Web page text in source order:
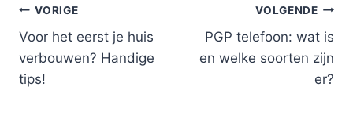
Bericht
navigatie
VORIGE
Voor het eerst je huis
verbouwen? Handige
tips!
VOLGENDE
PGP telefoon: wat is
en welke soorten zijn
er?